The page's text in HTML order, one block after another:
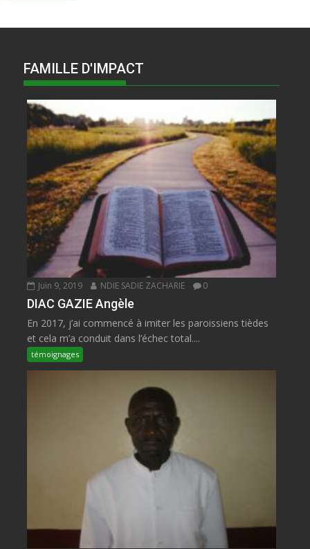
FAMILLE D'IMPACT
Juin 9, 2019 NDIE SADIE ZACHARIE 0
DIAC GAZIE Angèle
En 2017, j’ai commencé à imiter les paroissiens tièdes
et cela m’a conduit dans l’échec total....
témoignages